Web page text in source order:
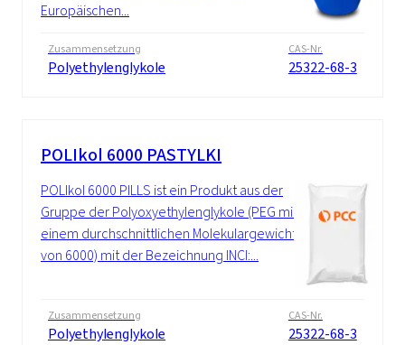
Europäischen...
Zusammensetzung
Polyethylenglykole
CAS-Nr.
25322-68-3
POLIkol 6000 PASTYLKI
POLIkol 6000 PILLS ist ein Produkt aus der
Gruppe der Polyoxyethylenglykole (PEG mit
einem durchschnittlichen Molekulargewicht
von 6000) mit der Bezeichnung INCI:...
Zusammensetzung
Polyethylenglykole
CAS-Nr.
25322-68-3